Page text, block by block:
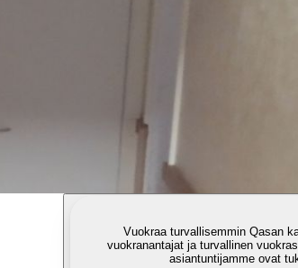
Vuokraa turvallisemmin Qasan
vuokranantajat ja turvallinen
asiantuntijamme ovat